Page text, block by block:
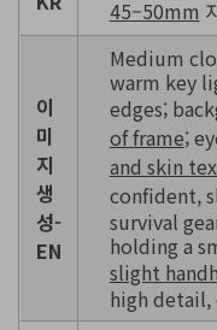
45–50mm
이
미
지
생
성-
EN
Medium
warm key
edges;
of frame;
and skin
confident,
survival
holding a
slight
high